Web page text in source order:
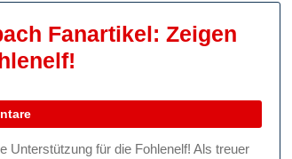
Fanartikel
Fanartikel: Zeigen
Fanartikel: